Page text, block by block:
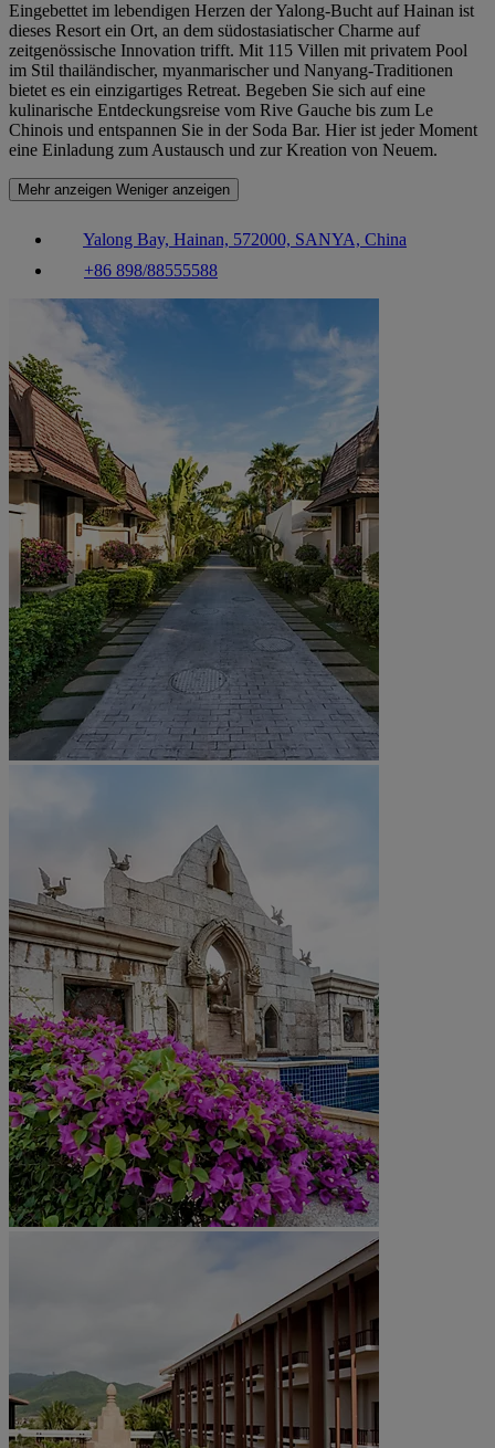
Eingebettet im lebendigen Herzen der Yalong-Bucht auf Hainan ist
dieses Resort ein Ort, an dem südostasiatischer Charme auf
zeitgenössische Innovation trifft. Mit 115 Villen mit privatem Pool
im Stil thailändischer, myanmarischer und Nanyang-Traditionen
bietet es ein einzigartiges Retreat. Begeben Sie sich auf eine
kulinarische Entdeckungsreise vom Rive Gauche bis zum Le
Chinois und entspannen Sie in der Soda Bar. Hier ist jeder Moment
eine Einladung zum Austausch und zur Kreation von Neuem.
Mehr anzeigen Weniger anzeigen
Yalong Bay, Hainan, 572000, SANYA, China
+86 898/88555588